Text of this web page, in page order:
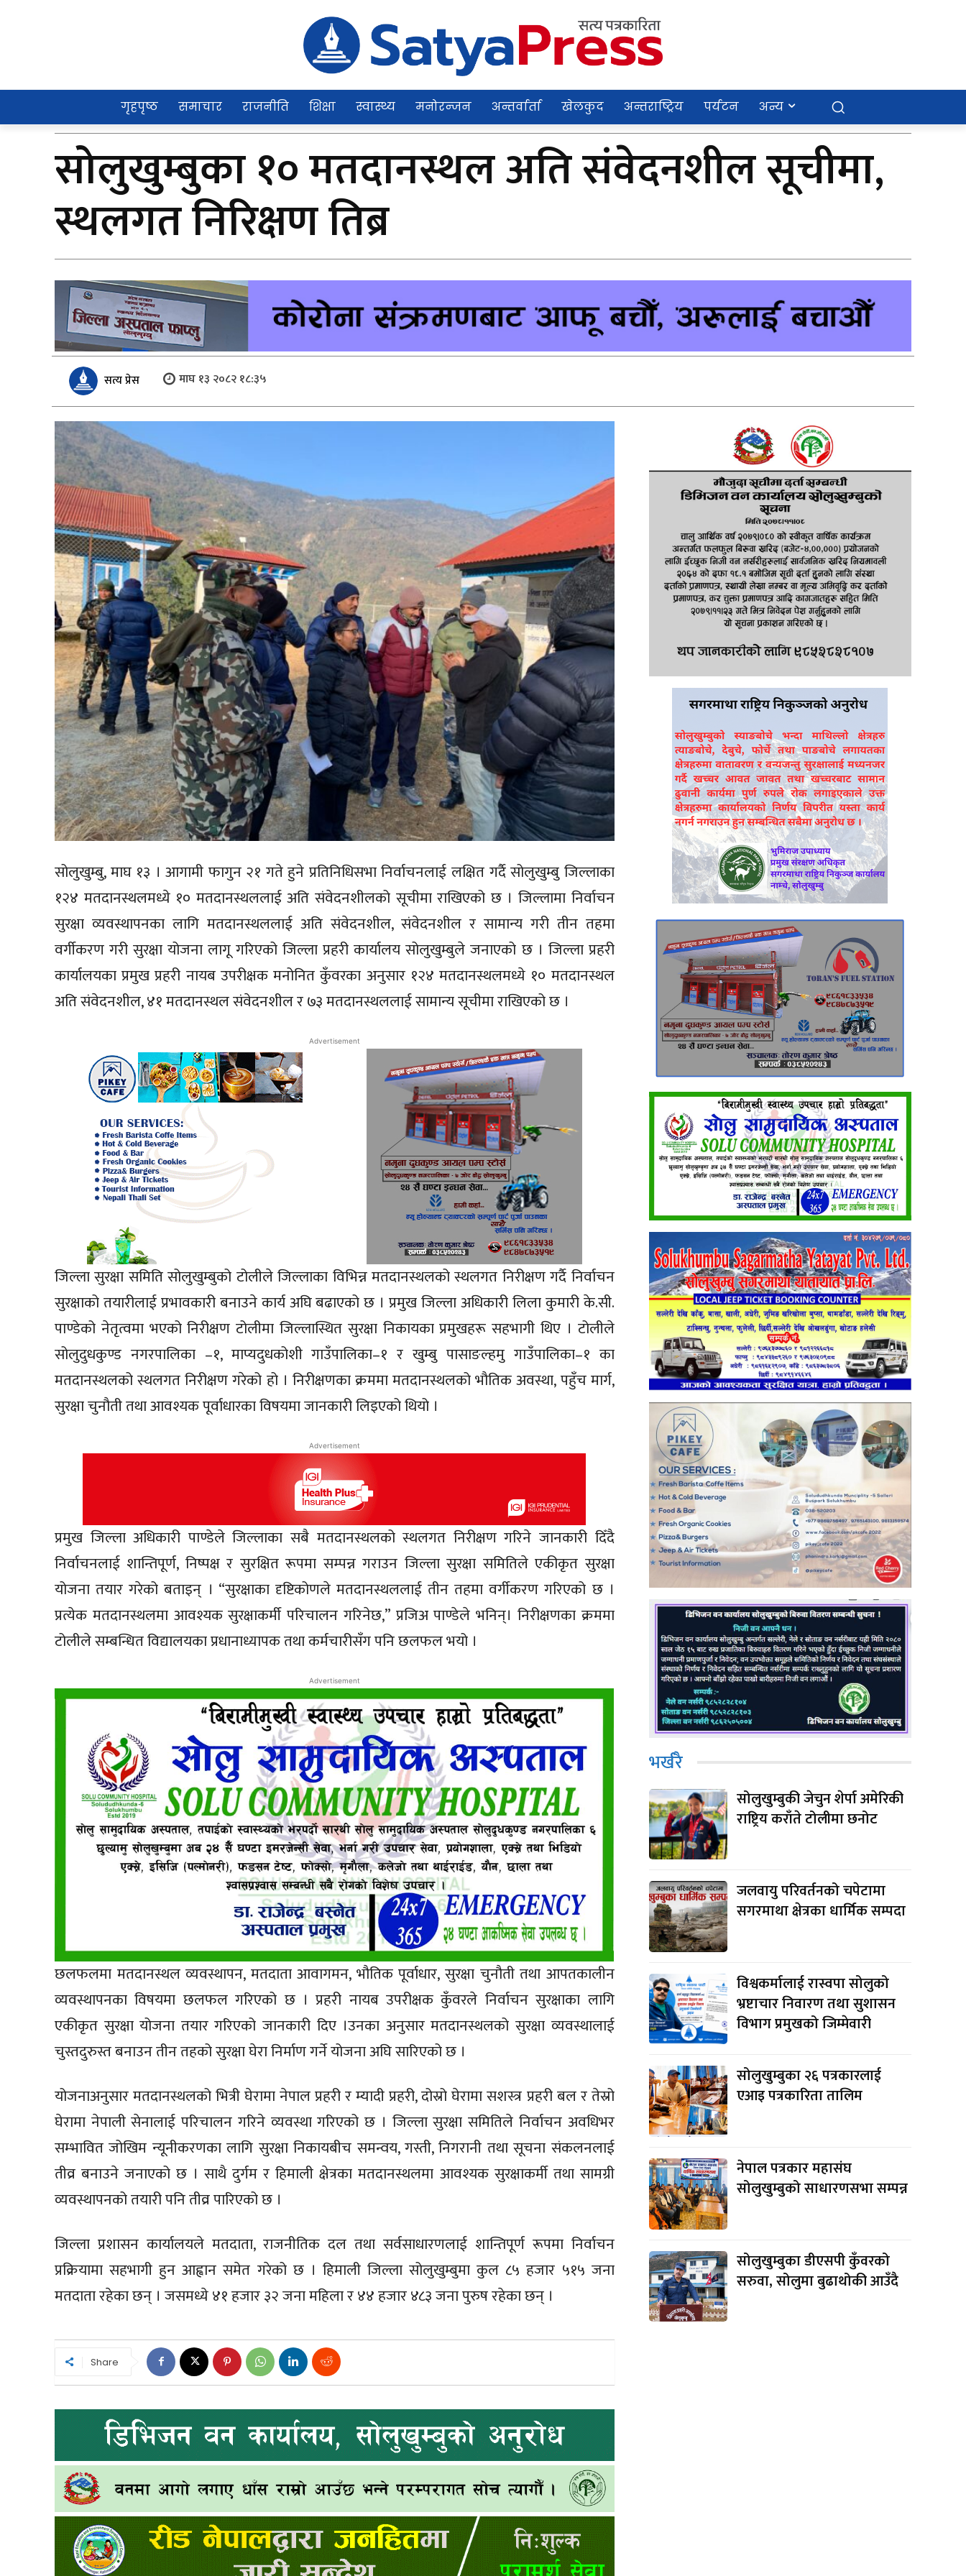
गृहपृष्ठ समाचार राजनीति शिक्षा स्वास्थ्य मनोरन्जन अन्तर्वार्ता खेलकुद अन्तराष्ट्रिय पर्यटन अन्य
सोलुखुम्बुका १० मतदानस्थल अति संवेदनशील सूचीमा,
स्थलगत निरिक्षण तिब्र
सत्य प्रेस माघ १३ २०८२ १८:३५
सोलुखुम्बु, माघ १३ । आगामी फागुन २१ गते हुने प्रतिनिधिसभा निर्वाचनलाई लक्षित गर्दै सोलुखुम्बु जिल्लाका
१२४ मतदानस्थलमध्ये १० मतदानस्थललाई अति संवेदनशीलको सूचीमा राखिएको छ । जिल्लामा निर्वाचन
सुरक्षा व्यवस्थापनका लागि मतदानस्थललाई अति संवेदनशील, संवेदनशील र सामान्य गरी तीन तहमा
वर्गीकरण गरी सुरक्षा योजना लागू गरिएको जिल्ला प्रहरी कार्यालय सोलुखुम्बुले जनाएको छ । जिल्ला प्रहरी
कार्यालयका प्रमुख प्रहरी नायब उपरीक्षक मनोनित कुँवरका अनुसार १२४ मतदानस्थलमध्ये १० मतदानस्थल
अति संवेदनशील, ४१ मतदानस्थल संवेदनशील र ७३ मतदानस्थललाई सामान्य सूचीमा राखिएको छ ।
Advertisement
जिल्ला सुरक्षा समिति सोलुखुम्बुको टोलीले जिल्लाका विभिन्न मतदानस्थलको स्थलगत निरीक्षण गर्दै निर्वाचन
सुरक्षाको तयारीलाई प्रभावकारी बनाउने कार्य अघि बढाएको छ । प्रमुख जिल्ला अधिकारी लिला कुमारी के.सी.
पाण्डेको नेतृत्वमा भएको निरीक्षण टोलीमा जिल्लास्थित सुरक्षा निकायका प्रमुखहरू सहभागी थिए । टोलीले
सोलुदुधकुण्ड नगरपालिका –१, माप्यदुधकोशी गाउँपालिका–१ र खुम्बु पासाङल्हमु गाउँपालिका–१ का
मतदानस्थलको स्थलगत निरीक्षण गरेको हो । निरीक्षणका क्रममा मतदानस्थलको भौतिक अवस्था, पहुँच मार्ग,
सुरक्षा चुनौती तथा आवश्यक पूर्वाधारका विषयमा जानकारी लिइएको थियो ।
Advertisement
प्रमुख जिल्ला अधिकारी पाण्डेले जिल्लाका सबै मतदानस्थलको स्थलगत निरीक्षण गरिने जानकारी दिँदै
निर्वाचनलाई शान्तिपूर्ण, निष्पक्ष र सुरक्षित रूपमा सम्पन्न गराउन जिल्ला सुरक्षा समितिले एकीकृत सुरक्षा
योजना तयार गरेको बताइन् । “सुरक्षाका दृष्टिकोणले मतदानस्थललाई तीन तहमा वर्गीकरण गरिएको छ ।
प्रत्येक मतदानस्थलमा आवश्यक सुरक्षाकर्मी परिचालन गरिनेछ,” प्रजिअ पाण्डेले भनिन्। निरीक्षणका क्रममा
टोलीले सम्बन्धित विद्यालयका प्रधानाध्यापक तथा कर्मचारीसँग पनि छलफल भयो ।
Advertisement
छलफलमा मतदानस्थल व्यवस्थापन, मतदाता आवागमन, भौतिक पूर्वाधार, सुरक्षा चुनौती तथा आपतकालीन
व्यवस्थापनका विषयमा छलफल गरिएको छ । प्रहरी नायब उपरीक्षक कुँवरले निर्वाचन सुरक्षाका लागि
एकीकृत सुरक्षा योजना तयार गरिएको जानकारी दिए ।उनका अनुसार मतदानस्थलको सुरक्षा व्यवस्थालाई
चुस्तदुरुस्त बनाउन तीन तहको सुरक्षा घेरा निर्माण गर्ने योजना अघि सारिएको छ ।
योजनाअनुसार मतदानस्थलको भित्री घेरामा नेपाल प्रहरी र म्यादी प्रहरी, दोस्रो घेरामा सशस्त्र प्रहरी बल र तेस्रो
घेरामा नेपाली सेनालाई परिचालन गरिने व्यवस्था गरिएको छ । जिल्ला सुरक्षा समितिले निर्वाचन अवधिभर
सम्भावित जोखिम न्यूनीकरणका लागि सुरक्षा निकायबीच समन्वय, गस्ती, निगरानी तथा सूचना संकलनलाई
तीव्र बनाउने जनाएको छ । साथै दुर्गम र हिमाली क्षेत्रका मतदानस्थलमा आवश्यक सुरक्षाकर्मी तथा सामग्री
व्यवस्थापनको तयारी पनि तीव्र पारिएको छ ।
जिल्ला प्रशासन कार्यालयले मतदाता, राजनीतिक दल तथा सर्वसाधारणलाई शान्तिपूर्ण रूपमा निर्वाचन
प्रक्रियामा सहभागी हुन आह्वान समेत गरेको छ । हिमाली जिल्ला सोलुखुम्बुमा कुल ८५ हजार ५१५ जना
मतदाता रहेका छन् । जसमध्ये ४१ हजार ३२ जना महिला र ४४ हजार ४८३ जना पुरुष रहेका छन् ।
Share
भर्खरै
सोलुखुम्बुकी जेचुन शेर्पा अमेरिकी
राष्ट्रिय कराँते टोलीमा छनोट
जलवायु परिवर्तनको चपेटामा
सगरमाथा क्षेत्रका धार्मिक सम्पदा
विश्वकर्मालाई रास्वपा सोलुको
भ्रष्टाचार निवारण तथा सुशासन
विभाग प्रमुखको जिम्मेवारी
सोलुखुम्बुका २६ पत्रकारलाई
एआइ पत्रकारिता तालिम
नेपाल पत्रकार महासंघ
सोलुखुम्बुको साधारणसभा सम्पन्न
सोलुखुम्बुका डीएसपी कुँवरको
सरुवा, सोलुमा बुढाथोकी आउँदै